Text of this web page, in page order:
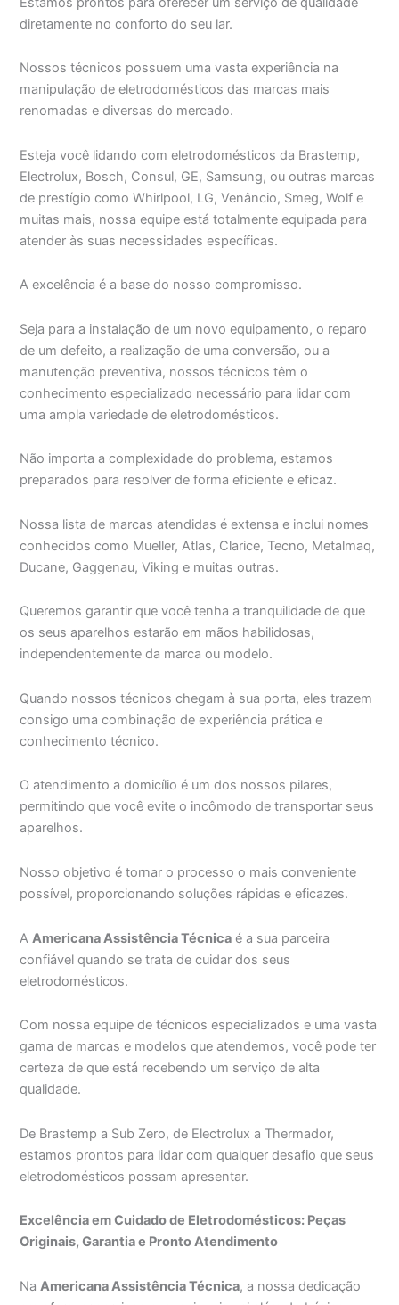
diretamente no conforto do seu lar.
Nossos técnicos possuem uma vasta experiência na
manipulação de eletrodomésticos das marcas mais
renomadas e diversas do mercado.
Esteja você lidando com eletrodomésticos da Brastemp,
Electrolux, Bosch, Consul, GE, Samsung, ou outras marcas
de prestígio como Whirlpool, LG, Venâncio, Smeg, Wolf e
muitas mais, nossa equipe está totalmente equipada para
atender às suas necessidades específicas.
A excelência é a base do nosso compromisso.
Seja para a instalação de um novo equipamento, o reparo
de um defeito, a realização de uma conversão, ou a
manutenção preventiva, nossos técnicos têm o
conhecimento especializado necessário para lidar com
uma ampla variedade de eletrodomésticos.
Não importa a complexidade do problema, estamos
preparados para resolver de forma eficiente e eficaz.
Nossa lista de marcas atendidas é extensa e inclui nomes
conhecidos como Mueller, Atlas, Clarice, Tecno, Metalmaq,
Ducane, Gaggenau, Viking e muitas outras.
Queremos garantir que você tenha a tranquilidade de que
os seus aparelhos estarão em mãos habilidosas,
independentemente da marca ou modelo.
Quando nossos técnicos chegam à sua porta, eles trazem
consigo uma combinação de experiência prática e
conhecimento técnico.
O atendimento a domicílio é um dos nossos pilares,
permitindo que você evite o incômodo de transportar seus
aparelhos.
Nosso objetivo é tornar o processo o mais conveniente
possível, proporcionando soluções rápidas e eficazes.
A Americana Assistência Técnica é a sua parceira
confiável quando se trata de cuidar dos seus
eletrodomésticos.
Com nossa equipe de técnicos especializados e uma vasta
gama de marcas e modelos que atendemos, você pode ter
certeza de que está recebendo um serviço de alta
qualidade.
De Brastemp a Sub Zero, de Electrolux a Thermador,
estamos prontos para lidar com qualquer desafio que seus
eletrodomésticos possam apresentar.
Excelência em Cuidado de Eletrodomésticos: Peças
Originais, Garantia e Pronto Atendimento
NaAmericana Assistência Técnica, a nossa dedicação